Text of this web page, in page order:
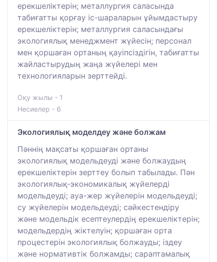
ерекшеліктерін; металлургия саласында
табиғатты қорғау іс-шараларын ұйымдастыру
ерекшеліктерін; металлургия саласындағы
экологиялық менеджмент жүйесін; персонал
мен қоршаған ортаның қауіпсіздігін, табиғатты
жайластырудың жаңа жүйелері мен
технологияларын зерттейді.
Оқу жылы - 1
Несиелер - 6
Экологиялық моделдеу және болжам
Пәннің мақсаты қоршаған ортаны
экологиялық модельдеуді және болжаудың
ерекшеліктерін зерттеу болып табылады. Пән
экологиялық-экономикалық жүйелерді
модельдеуді; ауа-жер жүйелерін модельдеуді;
су жүйелерін модельдеуді; сәйкестендіру
және модельдік есептеулердің ерекшеліктерін;
модельдердің жіктелуін; қоршаған орта
процестерін экологиялық болжауды; іздеу
және нормативтік болжамды; сараптамалық